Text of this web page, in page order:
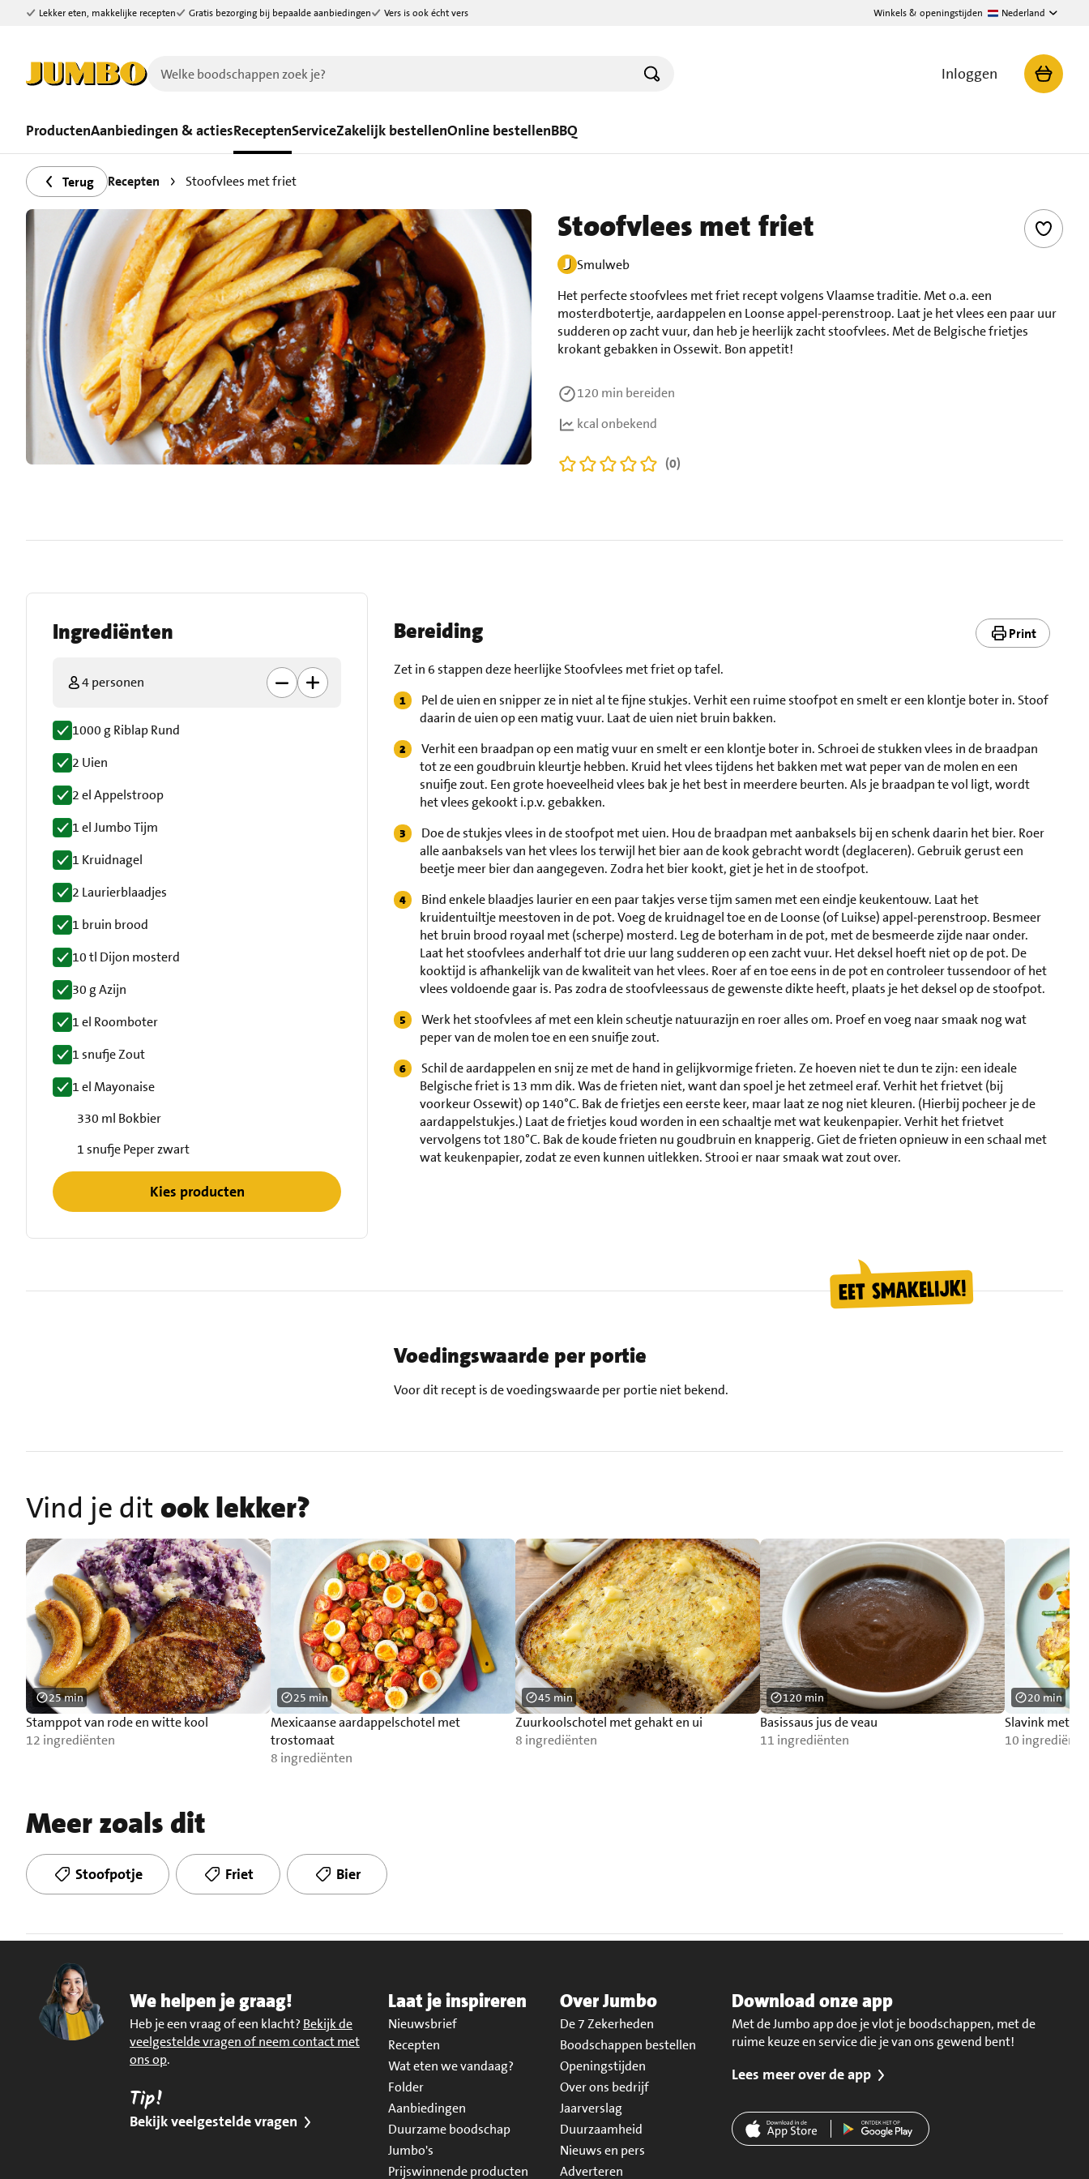
Ga naar zoeken
Ga naar hoofdinhoud
Lekker eten, makkelijke recepten Gratis bezorging bij bepaalde aanbiedingen Vers is ook écht vers Winkels & openingstijden Nederland
Inloggen
ProductenAanbiedingen & actiesReceptenServiceZakelijk bestellenOnline bestellenBBQ
Terug Recepten Stoofvlees met friet
Stoofvlees met friet
Smulweb
Het perfecte stoofvlees met friet recept volgens Vlaamse traditie. Met o.a. een
mosterdbotertje, aardappelen en Loonse appel-perenstroop. Laat je het vlees een paar uur
sudderen op zacht vuur, dan heb je heerlijk zacht stoofvlees. Met de Belgische frietjes
krokant gebakken in Ossewit. Bon appetit!
120 min bereiden
kcal onbekend
(0)
Ingrediënten
4 personen
1000 g Riblap Rund
2 Uien
2 el Appelstroop
1 el Jumbo Tijm
1 Kruidnagel
2 Laurierblaadjes
1 bruin brood
10 tl Dijon mosterd
30 g Azijn
1 el Roomboter
1 snufje Zout
1 el Mayonaise
330 ml Bokbier
1 snufje Peper zwart
Kies producten
Bereiding Print
Zet in 6 stappen deze heerlijke Stoofvlees met friet op tafel.
Pel de uien en snipper ze in niet al te fijne stukjes. Verhit een ruime stoofpot en smelt er een klontje boter in. Stoof
daarin de uien op een matig vuur. Laat de uien niet bruin bakken.
Verhit een braadpan op een matig vuur en smelt er een klontje boter in. Schroei de stukken vlees in de braadpan
tot ze een goudbruin kleurtje hebben. Kruid het vlees tijdens het bakken met wat peper van de molen en een
snuifje zout. Een grote hoeveelheid vlees bak je het best in meerdere beurten. Als je braadpan te vol ligt, wordt
het vlees gekookt i.p.v. gebakken.
Doe de stukjes vlees in de stoofpot met uien. Hou de braadpan met aanbaksels bij en schenk daarin het bier. Roer
alle aanbaksels van het vlees los terwijl het bier aan de kook gebracht wordt (deglaceren). Gebruik gerust een
beetje meer bier dan aangegeven. Zodra het bier kookt, giet je het in de stoofpot.
Bind enkele blaadjes laurier en een paar takjes verse tijm samen met een eindje keukentouw. Laat het
kruidentuiltje meestoven in de pot. Voeg de kruidnagel toe en de Loonse (of Luikse) appel-perenstroop. Besmeer
het bruin brood royaal met (scherpe) mosterd. Leg de boterham in de pot, met de besmeerde zijde naar onder.
Laat het stoofvlees anderhalf tot drie uur lang sudderen op een zacht vuur. Het deksel hoeft niet op de pot. De
kooktijd is afhankelijk van de kwaliteit van het vlees. Roer af en toe eens in de pot en controleer tussendoor of het
vlees voldoende gaar is. Pas zodra de stoofvleessaus de gewenste dikte heeft, plaats je het deksel op de stoofpot.
Werk het stoofvlees af met een klein scheutje natuurazijn en roer alles om. Proef en voeg naar smaak nog wat
peper van de molen toe en een snuifje zout.
Schil de aardappelen en snij ze met de hand in gelijkvormige frieten. Ze hoeven niet te dun te zijn: een ideale
Belgische friet is 13 mm dik. Was de frieten niet, want dan spoel je het zetmeel eraf. Verhit het frietvet (bij
voorkeur Ossewit) op 140°C. Bak de frietjes een eerste keer, maar laat ze nog niet kleuren. (Hierbij pocheer je de
aardappelstukjes.) Laat de frietjes koud worden in een schaaltje met wat keukenpapier. Verhit het frietvet
vervolgens tot 180°C. Bak de koude frieten nu goudbruin en knapperig. Giet de frieten opnieuw in een schaal met
wat keukenpapier, zodat ze even kunnen uitlekken. Strooi er naar smaak wat zout over.
Voedingswaarde per portie
Voor dit recept is de voedingswaarde per portie niet bekend.
Vind je ditook lekker?
Stamppot van rode en witte kool
12 ingrediënten
25 min
Mexicaanse aardappelschotel met
trostomaat
8 ingrediënten
25 min
Zuurkoolschotel met gehakt en ui
8 ingrediënten
45 min
Basissaus jus de veau
11 ingrediënten
120 min
Slavink met
10
20 min
Meer zoals dit
Stoofpotje Friet Bier
We helpen je graag!
Heb je een vraag of een klacht? Bekijk de
veelgestelde vragen of neem contact met
ons op.
Tip!
Bekijk veelgestelde vragen
Laat je inspireren
Nieuwsbrief
Recepten
Wat eten we vandaag?
Folder
Aanbiedingen
Duurzame boodschap
Jumbo's
Prijswinnende producten
Over Jumbo
De 7 Zekerheden
Boodschappen bestellen
Openingstijden
Over ons bedrijf
Jaarverslag
Duurzaamheid
Nieuws en pers
Adverteren
Download onze app
Met de Jumbo app doe je vlot je boodschappen, met de
ruime keuze en service die je van ons gewend bent!
Lees meer over de app